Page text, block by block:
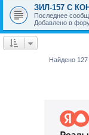
ЗИЛ-157 С
Последнее
Добавлено в
Найдено 127